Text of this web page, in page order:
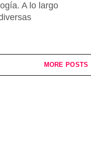
A lo largo
MORE POSTS